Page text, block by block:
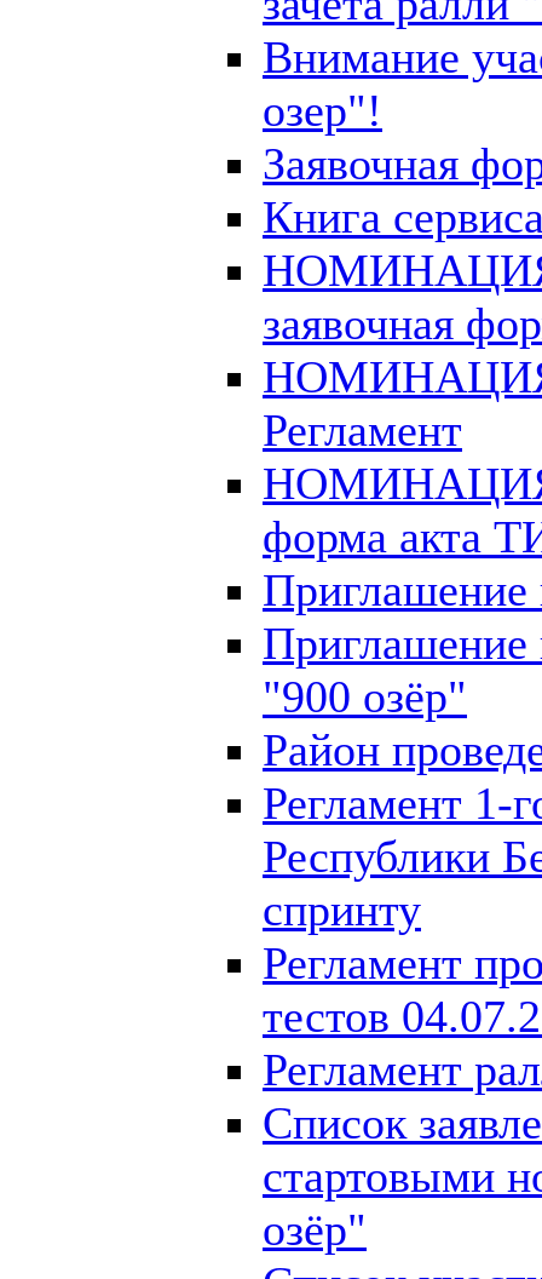
Внимание
озер"!
Заявочная
Книга
заявочная
Регламент
форма акта
Приглашение
Приглашение
"900 озёр"
Район
Регламент 1-
Республики
спринту
Регламент
тестов
Регламент
Список
стартовыми
озёр"